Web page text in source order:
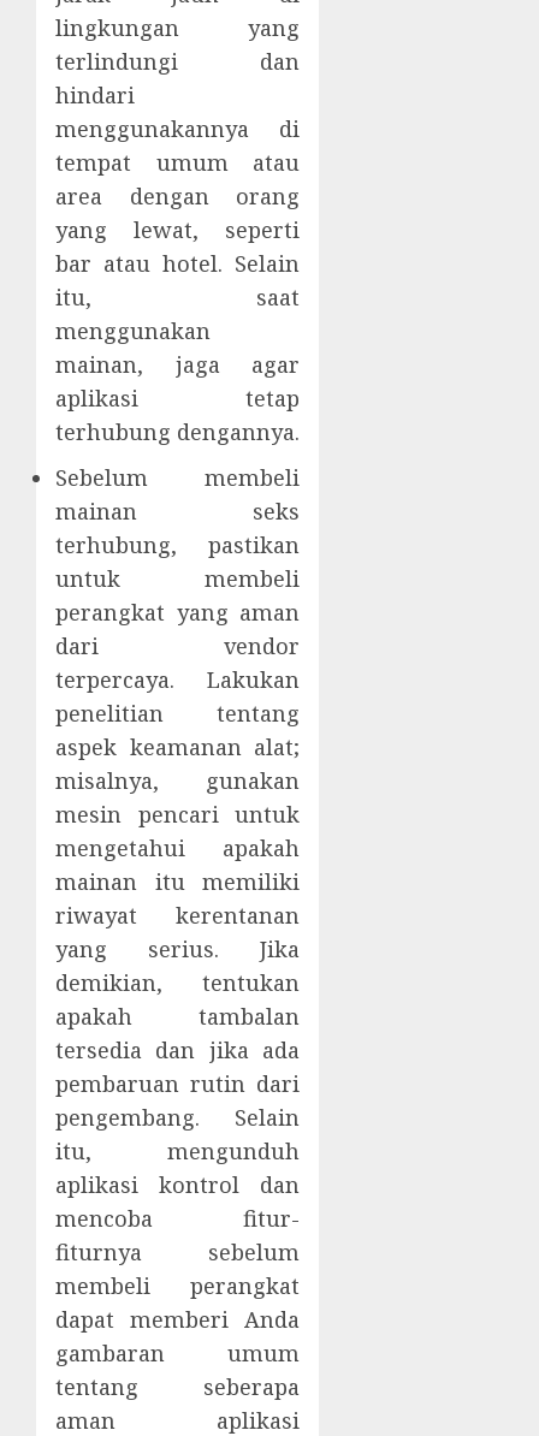
lingkungan yang
terlindungi dan
hindari
menggunakannya di
tempat umum atau
area dengan orang
yang lewat, seperti
bar atau hotel. Selain
itu, saat
menggunakan
mainan, jaga agar
aplikasi tetap
terhubung dengannya.
Sebelum membeli
mainan seks
terhubung, pastikan
untuk membeli
perangkat yang aman
dari vendor
terpercaya. Lakukan
penelitian tentang
aspek keamanan alat;
misalnya, gunakan
mesin pencari untuk
mengetahui apakah
mainan itu memiliki
riwayat kerentanan
yang serius. Jika
demikian, tentukan
apakah tambalan
tersedia dan jika ada
pembaruan rutin dari
pengembang. Selain
itu, mengunduh
aplikasi kontrol dan
mencoba fitur-
fiturnya sebelum
membeli perangkat
dapat memberi Anda
gambaran umum
tentang seberapa
aman aplikasi